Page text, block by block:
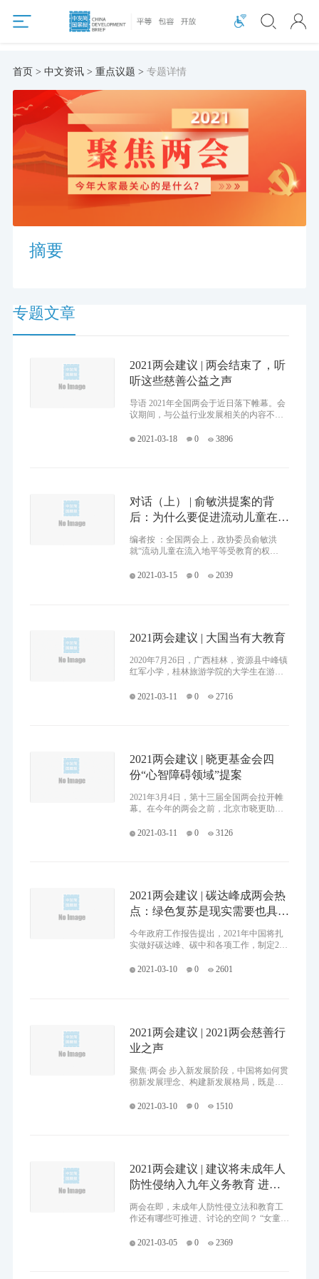
首页 > 中文资讯 > 重点议题 > 专题详情
摘要
专题文章
2021两会建议 | 两会结束了，听
听这些慈善公益之声
导语 2021年全国两会于近日落下帷幕。会
议期间，与公益行业发展相关的内容不
会结束后，编辑整理了以下内容，与伙伴
2021-03-18 0 3896
对话（上） | 俞敏洪提案的背
后：为什么要促进流动儿童在居
住地就近入学？
编者按 ：全国两会上，政协委员俞敏洪
就“流动儿童在流入地平等受教育的权
法》、增加流入地的学位供给等建议。这
2021-03-15 0 2039
2021两会建议 | 大国当有大教育
2020年7月26日，广西桂林，资源县中峰镇
红军小学，桂林旅游学院的大学生在游戏
觉中国 教育培训制造和贩卖焦虑、909万
2021-03-11 0 2716
2021两会建议 | 晓更基金会四
份“心智障碍领域”提案
2021年3月4日，第十三届全国两会拉开帷
幕。在今年的两会之前，北京市晓更助残
络，延续以往的惯例，开展与包括融合教
2021-03-11 0 3126
2021两会建议 | 碳达峰成两会热
点：绿色复苏是现实需要也具经
济可行性
今年政府工作报告提出，2021年中国将扎
实做好碳达峰、碳中和各项工作，制定203
村的一员，将以实际行动为全球应对气候
2021-03-10 0 2601
2021两会建议 | 2021两会慈善行
业之声
聚焦·两会 步入新发展阶段，中国将如何贯
彻新发展理念、构建新发展格局，既是时
日，中国如期进入“两会时间”。如期而至
2021-03-10 0 1510
2021两会建议 | 建议将未成年人
防性侵纳入九年义务教育 进一
步完善兜底保障制度
两会在即，未成年人防性侵立法和教育工
作还有哪些可推进、讨论的空间？ “女童保
行，7位人大代表、政协委员以连线形式展
2021-03-05 0 2369